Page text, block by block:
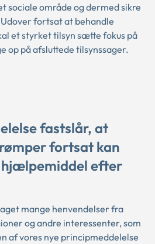
sociale område og dermed sikre
fortsat at behandle
et styrket tilsyn sætte fokus på
op på afsluttede tilsynssager.
fastslår, at
fortsat kan
hjælpemiddel efter
mange henvendelser fra
og andre interessenter, som
af vores nye principmeddelelse